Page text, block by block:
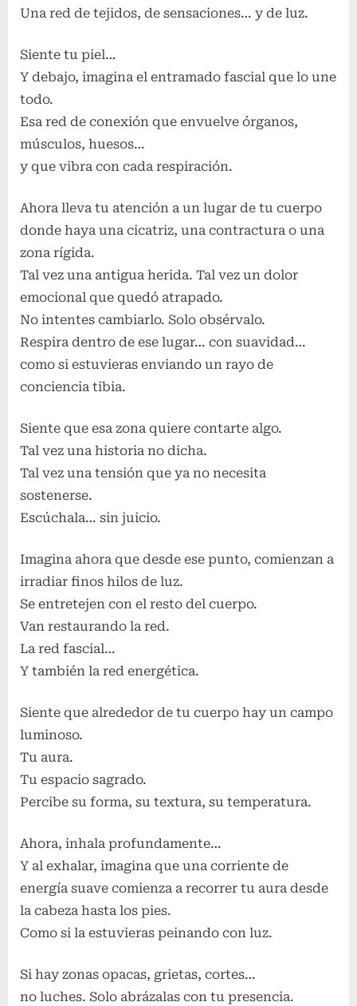
Una red de tejidos, de sensaciones… y de luz.
Siente tu piel…
Y debajo, imagina el entramado fascial que lo une
todo.
Esa red de conexión que envuelve órganos,
músculos, huesos…
y que vibra con cada respiración.
Ahora lleva tu atención a un lugar de tu cuerpo
donde haya una cicatriz, una contractura o una
zona rígida.
Tal vez una antigua herida. Tal vez un dolor
emocional que quedó atrapado.
No intentes cambiarlo. Solo obsérvalo.
Respira dentro de ese lugar… con suavidad…
como si estuvieras enviando un rayo de
conciencia tibia.
Siente que esa zona quiere contarte algo.
Tal vez una historia no dicha.
Tal vez una tensión que ya no necesita
sostenerse.
Escúchala… sin juicio.
Imagina ahora que desde ese punto, comienzan a
irradiar finos hilos de luz.
Se entretejen con el resto del cuerpo.
Van restaurando la red.
La red fascial…
Y también la red energética.
Siente que alrededor de tu cuerpo hay un campo
luminoso.
Tu aura.
Tu espacio sagrado.
Percibe su forma, su textura, su temperatura.
Ahora, inhala profundamente…
Y al exhalar, imagina que una corriente de
energía suave comienza a recorrer tu aura desde
la cabeza hasta los pies.
Como si la estuvieras peinando con luz.
Si hay zonas opacas, grietas, cortes…
no luches. Solo abrázalas con tu presencia.